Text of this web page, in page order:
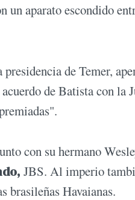
aparato escondido
de Temer,
de Batista con la
con su hermano
JBS. Al imperio
brasileñas Havaianas.